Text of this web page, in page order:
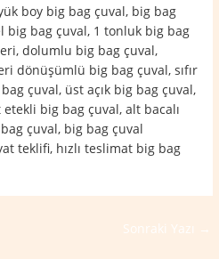
boy big bag çuval, big bag
big bag çuval, 1 tonluk big bag
dolumlu big bag çuval,
dönüşümlü big bag çuval, sıfır
çuval, üst açık big bag çuval,
big bag çuval, alt bacalı
çuval, big bag çuval
teklifi, hızlı teslimat big bag
Sonraki Yazı →